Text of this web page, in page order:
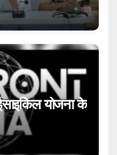
योजना के